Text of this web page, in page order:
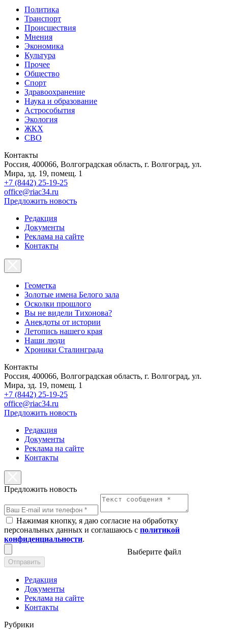
Политика
Транспорт
Происшествия
Мнения
Экономика
Культура
Прочее
Общество
Спорт
Здравоохранение
Наука и образование
Астрособытия
Экология
ЖКХ
СВО
Контакты
Россия, 400066, Волгоградская область, г. Волгоград, ул.
Мира, зд. 19, помещ. 1
+7 (8442) 25-19-25
office@riac34.ru
Предложить новость
Редакция
Документы
Реклама на сайте
Контакты
Геометка
Золотые имена Белого зала
Осколки прошлого
Вы не видели Тихонова?
Анекдоты от истории
Летопись нашего края
Наши люди
Хроники Сталинграда
Контакты
Россия, 400066, Волгоградская область, г. Волгоград, ул.
Мира, зд. 19, помещ. 1
+7 (8442) 25-19-25
office@riac34.ru
Предложить новость
Редакция
Документы
Реклама на сайте
Контакты
Предложить новость
Нажимая кнопку, я даю согласие на обработку
персональных данных и соглашаюсь с политикой
конфиденциальности.
Выберите файл
Отправить
Редакция
Документы
Реклама на сайте
Контакты
Рубрики